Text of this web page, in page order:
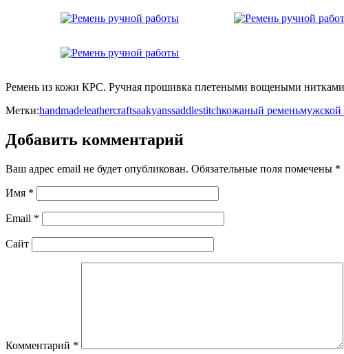
Ремень из кожи КРС. Ручная прошивка плетеными вощеными
Метки:handmadeleathercraftsaakyanssaddlestitchкожаный ременьмужской
Добавить комментарий
Ваш адрес email не будет опубликован. Обязательные поля помечены *
Имя *
Email *
Сайт
Комментарий *